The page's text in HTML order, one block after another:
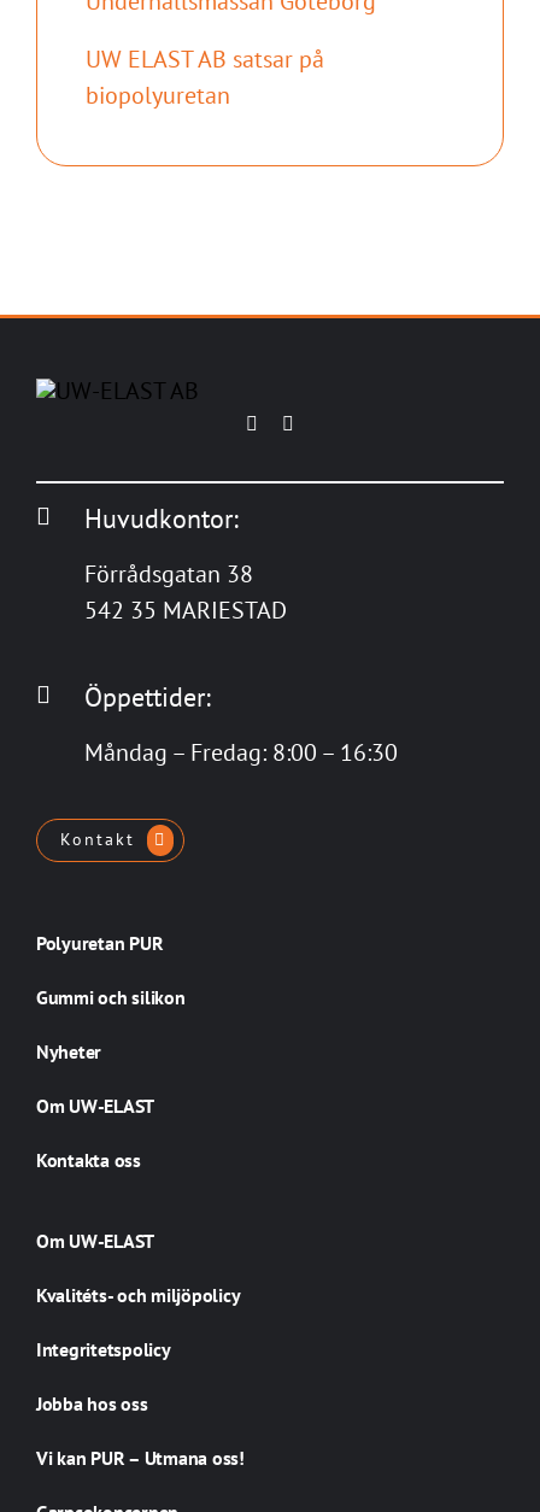
UW ELAST AB satsar på
biopolyuretan
Huvudkontor:
Förrådsgatan 38
542 35 MARIESTAD
Öppettider:
Måndag – Fredag: 8:00 – 16:30
Kontakt
Polyuretan PUR
Gummi och silikon
Nyheter
Om UW-ELAST
Kontakta oss
Om UW-ELAST
Kvalitéts- och miljöpolicy
Integritetspolicy
Jobba hos oss
Vi kan PUR – Utmana oss!